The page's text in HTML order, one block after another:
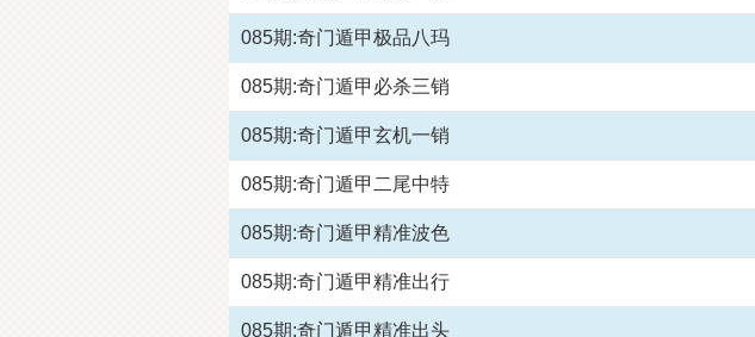
085期:奇门遁甲极品八玛
085期:奇门遁甲必杀三销
085期:奇门遁甲玄机一销
085期:奇门遁甲二尾中特
085期:奇门遁甲精准波色
085期:奇门遁甲精准出行
085期:奇门遁甲精准出头